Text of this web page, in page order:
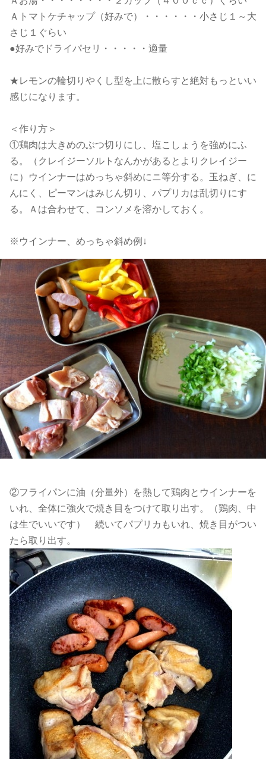
Ａトマトケチャップ（好みで）・・・・・・小さじ１～大
さじ１ぐらい
●好みでドライパセリ・・・・・適量
★レモンの輪切りやくし型を上に散らすと絶対もっといい
感じになります。
＜作り方＞
①鶏肉は大きめのぶつ切りにし、塩こしょうを強めにふ
る。（クレイジーソルトなんかがあるとよりクレイジー
に）ウインナーはめっちゃ斜めにニ等分する。玉ねぎ、に
んにく、ピーマンはみじん切り、パプリカは乱切りにす
る。Ａは合わせて、コンソメを溶かしておく。
※ウインナー、めっちゃ斜め例↓
②フライパンに油（分量外）を熱して鶏肉とウインナーを
いれ、全体に強火で焼き目をつけて取り出す。（鶏肉、中
は生でいいです） 続いてパプリカもいれ、焼き目がつい
たら取り出す。